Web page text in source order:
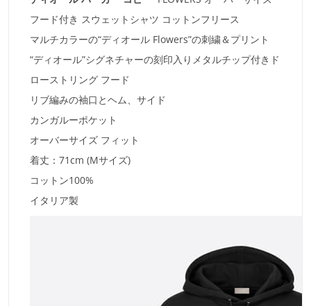
フード付き スウェットシャツ コットンフリース
マルチカラーの“ディオール Flowers”の刺繍＆プリント
“ディオール”シグネチャーの刻印入りメタルチップ付きド
ローストリング フード
リブ編みの袖口とヘム、サイド
カンガルーポケット
オーバーサイズ フィット
着丈：71cm (Mサイズ)
コットン100%
イタリア製